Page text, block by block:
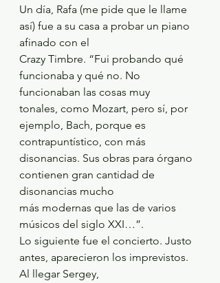
Un día, Rafa (me pide que le llame
así) fue a su casa a probar un piano
afinado con el
Crazy Timbre. “Fui probando qué
funcionaba y qué no. No
funcionaban las cosas muy
tonales, como Mozart, pero sí, por
ejemplo, Bach, porque es
contrapuntístico, con más
disonancias. Sus obras para órgano
contienen gran cantidad de
disonancias mucho
más modernas que las de varios
músicos del siglo XXI…”.
Lo siguiente fue el concierto. Justo
antes, aparecieron los imprevistos.
Al llegar Sergey,